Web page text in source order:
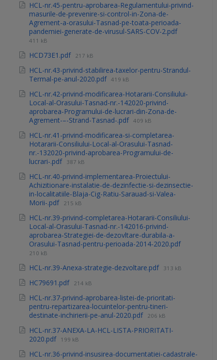
HCL-nr.45-pentru-aprobarea-Regulamentului-privind-
masurile-de-prevenire-si-control-in-Zona-de-
Agrement-a-orasului-Tasnad-pe-toata-perioada-
pandemiei-generate-de-virusul-SARS-COV-2.pdf
411 kB
HCD73E1.pdf 217 kB
HCL-nr.43-privind-stabilirea-taxelor-pentru-Strandul-
Termal-pe-anul-2020.pdf 419 kB
HCL-nr.42-privind-modificarea-Hotararii-Consiliului-
Local-al-Orasului-Tasnad-nr.-142020-privind-
aprobarea-Programului-de-lucrari-din-Zona-de-
Agrement-–-Strand-Tasnad-.pdf 409 kB
HCL-nr.41-privind-modificarea-si-completarea-
Hotararii-Consiliului-Local-al-Orasului-Tasnad-
nr.-132020-privind-aprobarea-Programului-de-
lucrari-.pdf 387 kB
HCL-nr.40-privind-implementarea-Proiectului-
Achizitionare-instalatie-de-dezinfectie-si-dezinsectie-
in-localitatiile-Blaja-Cig-Ratiu-Sarauad-si-Valea-
Morii-.pdf 215 kB
HCL-nr.39-privind-completarea-Hotararii-Consiliului-
Local-al-Orasului-Tasnad-nr.-142016-privind-
aprobarea-Strategiei-de-dezovltare-durabila-a-
Orasului-Tasnad-pentru-perioada-2014-2020.pdf
210 kB
HCL-nr.39-Anexa-strategie-dezvoltare.pdf 313 kB
HC79691.pdf 214 kB
HCL-nr.37-privind-aprobarea-listei-de-prioritati-
pentru-repartizarea-locuintelor-pentru-tineri-
destinate-inchirierii-pe-anul-2020.pdf 206 kB
HCL-nr.37-ANEXA-LA-HCL-LISTA-PRIORITATI-
2020.pdf 199 kB
HCL-nr.36-privind-insusirea-documentatiei-cadastrale-